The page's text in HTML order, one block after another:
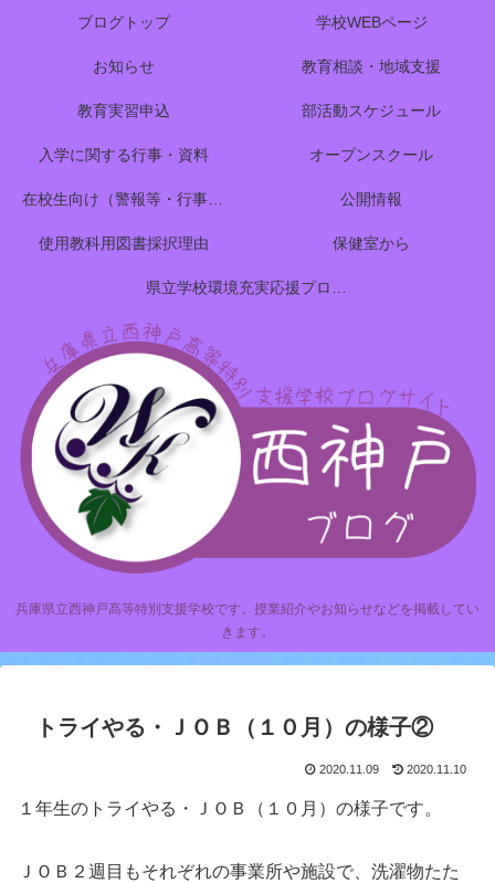
兵庫県立西神戸高等特別支援学校です。授業紹介やお知らせなどを掲載してい
きます。
ブログトップ 学校WEBページ
お知らせ 教育相談・地域支援
教育実習申込 部活動スケジュール
入学に関する行事・資料 オープンスクール
在校生向け（警報等・行事予定） 公開情報
使用教科用図書採択理由 保健室から
トライやる・ＪＯＢ（１０月）の様子②
2020.11.09 2020.11.10
１年生のトライやる・ＪＯＢ（１０月）の様子です。
ＪＯＢ２週目もそれぞれの事業所や施設で、洗濯物たた